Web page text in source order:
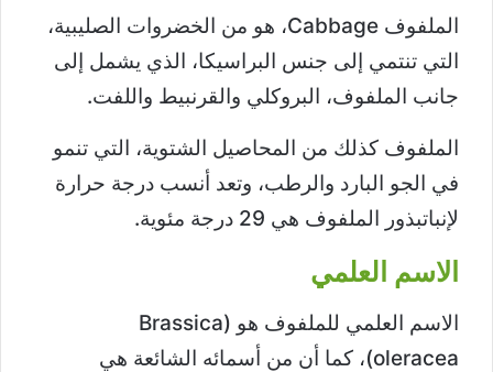
الملفوف Cabbage، هو من الخضروات الصليبية،
التي تنتمي إلى جنس البراسيكا، الذي يشمل إلى
جانب الملفوف، البروكلي والقرنبيط واللفت.
الملفوف كذلك من المحاصيل الشتوية، التي تنمو
في الجو البارد والرطب، وتعد أنسب درجة حرارة
لإنباتبذور الملفوف هي 29 درجة مئوية.
الاسم العلمي
الاسم العلمي للملفوف هو (Brassica
oleracea)، كما أن من أسمائه الشائعة هي